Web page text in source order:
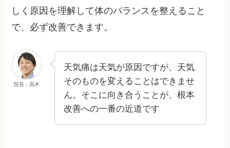
しく原因を理解して体のバランスを整えること
で、必ず改善できます。
院長：高木
天気痛は天気が原因ですが、天気
そのものを変えることはできませ
ん。そこに向き合うことが、根本
改善への一番の近道です